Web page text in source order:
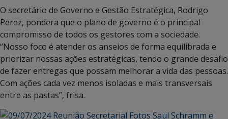
O secretário de Governo e Gestão Estratégica, Rodrigo
Perez, pondera que o plano de governo é o principal
compromisso de todos os gestores com a sociedade.
“Nosso foco é atender os anseios de forma equilibrada e
priorizar nossas ações estratégicas, tendo o grande desafio
de fazer entregas que possam melhorar a vida das pessoas.
Com ações cada vez menos isoladas e mais transversais
entre as pastas”, frisa.